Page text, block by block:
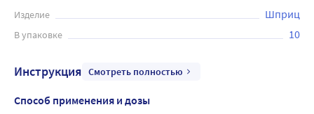
Изделие Шприц
В упаковке 10
Инструкция Смотреть полностью
Способ применения и дозы